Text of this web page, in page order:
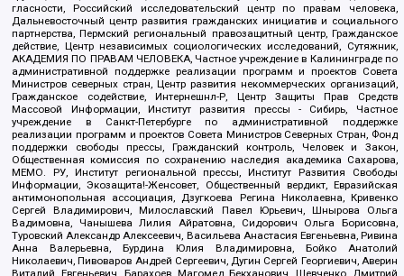
гласности, Российский исследовательский центр по правам человека,
Дальневосточный центр развития гражданских инициатив и социального
партнерства, Пермский региональный правозащитный центр, Гражданское
действие, Центр независимых социологических исследований, Сутяжник,
АКАДЕМИЯ ПО ПРАВАМ ЧЕЛОВЕКА, Частное учреждение в Калининграде по
административной поддержке реализации программ и проектов Совета
Министров северных стран, Центр развития некоммерческих организаций,
Гражданское содействие, Интернешнл-Р, Центр Защиты Прав Средств
Массовой Информации, Институт развития прессы - Сибирь, Частное
учреждение в Санкт-Петербурге по административной поддержке
реализации программ и проектов Совета Министров Северных Стран, Фонд
поддержки свободы прессы, Гражданский контроль, Человек и Закон,
Общественная комиссия по сохранению наследия академика Сахарова,
МЕМО. РУ, Институт региональной прессы, Институт Развития Свободы
Информации, Экозащита!-Женсовет, Общественный вердикт, Евразийская
антимонопольная ассоциация, Дзугкоева Регина Николаевна, Кривенко
Сергей Владимирович, Милославский Павел Юрьевич, Шнырова Ольга
Вадимовна, Чанышева Лилия Айратовна, Сидорович Ольга Борисовна,
Туровский Александр Алексеевич, Васильева Анастасия Евгеньевна, Ривина
Анна Валерьевна, Бурдина Юлия Владимировна, Бойко Анатолий
Николаевич, Пивоваров Андрей Сергеевич, Дугин Сергей Георгиевич, Аверин
Виталий Евгеньевич, Барахоев Магомед Бекханович, Шевченко Дмитрий